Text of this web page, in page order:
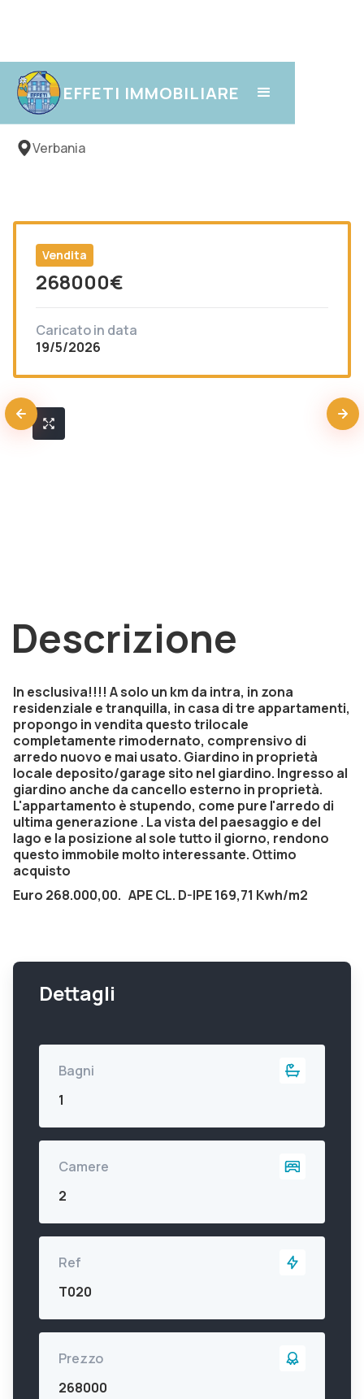
EFFETI IMMOBILIARE
Biganzolo
Verbania
Vendita
268000€
Caricato in data
19/5/2026
Descrizione
In esclusiva!!!! A solo un km da intra, in zona
residenziale e tranquilla, in casa di tre appartamenti,
propongo in vendita questo trilocale
completamente rimodernato, comprensivo di
arredo nuovo e mai usato. Giardino in proprietà
locale deposito/garage sito nel giardino. Ingresso al
giardino anche da cancello esterno in proprietà.
L'appartamento è stupendo, come pure l'arredo di
ultima generazione . La vista del paesaggio e del
lago e la posizione al sole tutto il giorno, rendono
questo immobile molto interessante. Ottimo
acquisto
Euro 268.000,00. APE CL. D-IPE 169,71 Kwh/m2
Dettagli
Bagni
1
Camere
2
Ref
T020
Prezzo
268000